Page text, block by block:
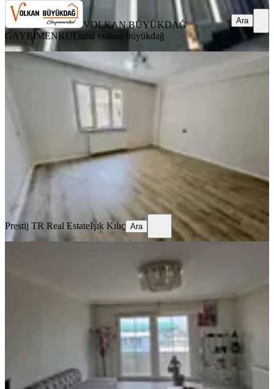
VOLKAN BÜYÜKDAĞ
GAYRİMENKULtaha volkan büyükdağ
Ara
BALKONLU
Dikkaldırım'da Bahçeli 2,5+1 Satılık
Masrafsız Oturuma Hazır
Osmangazi, Dikkaldırım Mahallesi
2+1·105 m² Yüksek giriş·
2.250.000 ₺2.290.000 ₺
Prestij TR Real Estate
Ara
Prestij TR Real EstateIşık Kılıç Ara
Osmangazi, Dikkaldırım Mahallesi
2+1·100 m²·6. Kat·28.03.2026
2.000.000 ₺2.200.000 ₺
Ara